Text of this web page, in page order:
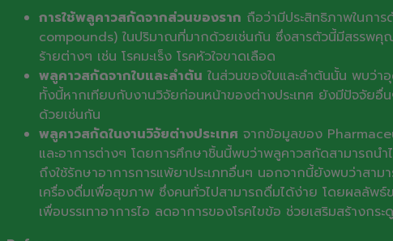
การใช้พลูคาวสกัดจากส่วนของราก ถือว่ามีประสิทธิภาพในกา
compounds) ในปริมาณที่มากด้วยเช่นกัน ซึ่งสารตัวนี้มีสรรพคุ
ร้ายต่างๆ เช่น โรคมะเร็ง โรคหัวใจขาดเลือด
พลูคาวสกัดจากใบและลําต้น ในส่วนของใบและลำต้นนั้น พบว่
ทั้งนี้หากเทียบกับงานวิจัยก่อนหน้าของต่างประเทศ ยังมีปัจจัยอื่
ด้วยเช่นกัน
พลูคาวสกัดในงานวิจัยต่างประเทศ จากข้อมูลของ
และอาการต่างๆ โดยการศึกษาชิ้นนี้พบว่าพลูคาวสกัดสามารถนำ
ถึงใช้รักษาอาการการแพ้ยาประเภทอื่นๆ นอกจากนี้ยังพบว่าสาม
เครื่องดื่มเพื่อสุขภาพ ซึ่งคนทั่วไปสามารถดื่มได้ง่าย โดยผลลัพ
เพื่อบรรเทาอาการไอ ลดอาการของโรคไขข้อ ช่วยเสริมสร้างกร